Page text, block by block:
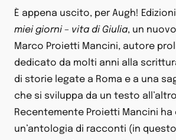
È appena uscito, per Augh!
miei giorni – vita di Giulia, un
Marco Proietti Mancini, autore
dedicato da molti anni alla
di storie legate a Roma e a una
che si sviluppa da un testo
Recentemente Proietti Mancini
un’antologia di racconti (in